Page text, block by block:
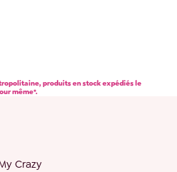
produits en stock expédiés le
même*.
Crazy